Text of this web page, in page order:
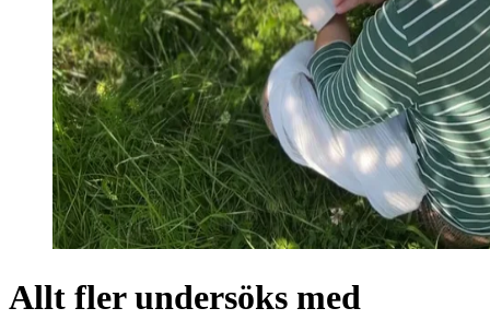
Allt fler undersöks med